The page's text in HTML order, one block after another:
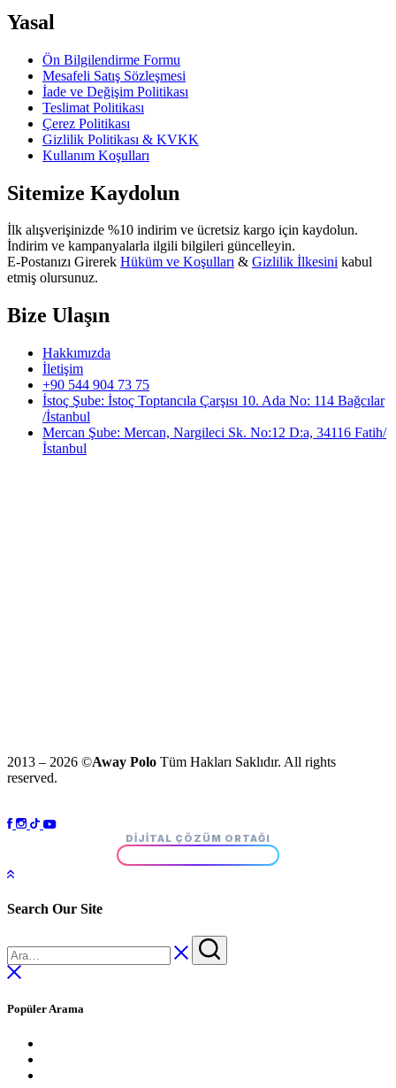
Yasal
Ön Bilgilendirme Formu
Mesafeli Satış Sözleşmesi
İade ve Değişim Politikası
Teslimat Politikası
Çerez Politikası
Gizlilik Politikası & KVKK
Kullanım Koşulları
Sitemize Kaydolun
İlk alışverişinizde %10 indirim ve ücretsiz kargo için kaydolun.
İndirim ve kampanyalarla ilgili bilgileri güncelleyin.
E-Postanızı Girerek Hüküm ve Koşulları & Gizlilik İlkesini kabul
etmiş olursunuz.
Bize Ulaşın
Hakkımızda
İletişim
+90 544 904 73 75
İstoç Şube: İstoç Toptancıla Çarşısı 10. Ada No: 114 Bağcılar
/İstanbul
Mercan Şube: Mercan, Nargileci Sk. No:12 D:a, 34116 Fatih/
İstanbul
2013 – 2026 ©Away Polo Tüm Hakları Saklıdır. All rights
reserved.
DIJITAL ÇÖZÜM ORTAĞI
Search Our Site
Popüler Arama